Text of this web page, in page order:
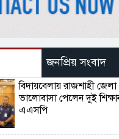
জনপ্রিয় সংবাদ
বিদায়বেলায় রাজশাহী
ভালোবাসা পেলেন দুই
এএসপি